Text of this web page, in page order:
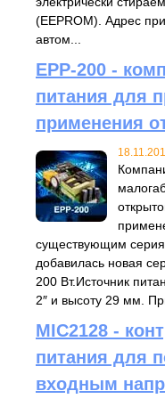
(EEPROM). Адрес
автом...
EPP-200 -
питания для
применения
существующим
добавилась новая
200 Вт.Источник
2″ и высоту 29 мм.
MIC2128 -
питания для
входным